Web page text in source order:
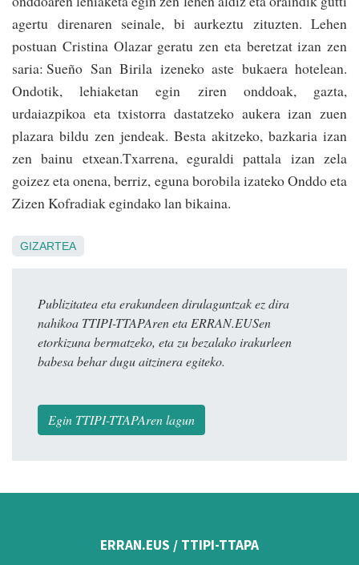
agertu direnaren seinale, bi aurkeztu zituzten. Lehen
postuan Cristina Olazar geratu zen eta beretzat izan zen
saria: Sueño San Birila izeneko aste bukaera hotelean.
Ondotik, lehiaketan egin ziren on­ddoak, gazta,
urdaiazpikoa eta txistorra dastatzeko aukera izan zuen
plazara bildu zen jendeak. Besta akitzeko, bazkaria izan
zen bainu etxean.Txarrena, eguraldi pattala izan zela
goizez eta onena, be­rriz, eguna borobila izateko Onddo eta
Zizen Kofradiak egindako lan bikaina.
GIZARTEA
Publizitatea eta erakundeen dirulaguntzak ez dira
nahikoa TTIPI-TTAPAren eta ERRAN.EUSen
etorkizuna bermatzeko, eta zu bezalako irakurleen
babesa behar dugu aitzinera egiteko.
Egin TTIPI-TTAPAren lagun
ERRAN.EUS / TTIPI-TTAPA